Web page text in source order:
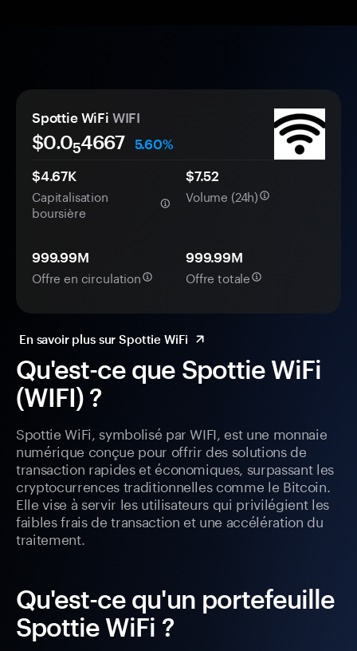
Qu'est-ce que Spottie WiFi
(WIFI) ?
Spottie WiFi, symbolisé par WIFI, est une monnaie
numérique conçue pour offrir des solutions de
transaction rapides et économiques, surpassant les
cryptocurrences traditionnelles comme le Bitcoin.
Elle vise à servir les utilisateurs qui privilégient les
faibles frais de transaction et une accélération du
traitement.
Qu'est-ce qu'un portefeuille
Spottie WiFi ?
Spottie WiFi WIFI
$0.054667
5.60%
$4.67K
Capitalisation
boursière
$7.52
Volume (24h)
999.99M
Offre en circulation
999.99M
Offre totale
En savoir plus sur Spottie WiFi